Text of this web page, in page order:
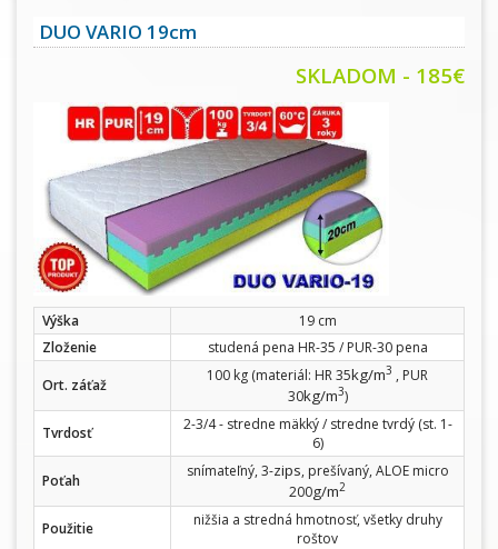
DUO VARIO 19cm
SKLADOM - 185€
Výška
19 cm
Zloženie
studená pena HR-35 / PUR-30 pena
Ort. záťaž
100 kg (materiál: HR 35kg/m3 , PUR
30kg/m3)
Tvrdosť
2-3/4 - stredne mäkký / stredne tvrdý (st. 1-
6)
Poťah
snímateľný, 3-zips, prešívaný, ALOE micro
200g/m2
Použitie
nižšia a stredná hmotnosť, všetky druhy
roštov